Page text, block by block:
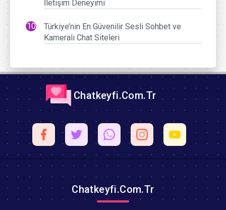
İletişim Deneyimi
Türkiye’nin En Güvenilir Sesli Sohbet ve
Kameralı Chat Siteleri
Chatkeyfi.Com.Tr
Chatkeyfi.Com.Tr